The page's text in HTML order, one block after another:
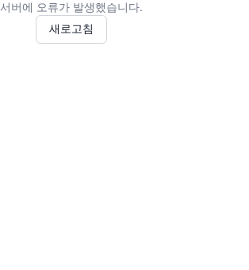
서버에 오류가 발생했습니다.
새로고침